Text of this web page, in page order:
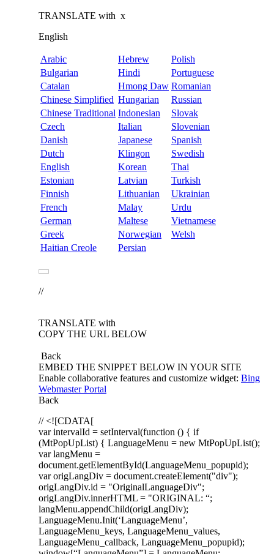
TRANSLATE with x
English
Arabic Hebrew
Polish
Bulgarian
Hindi
Portuguese
Catalan
Hmong Daw Romanian
Chinese Simplified Hungarian
Russian
Chinese Traditional Indonesian
Slovak
Czech
Italian
Slovenian
Danish
Japanese
Spanish
Dutch
Klingon
Swedish
English
Korean
Thai
Estonian
Latvian
Turkish
Finnish
Lithuanian
Ukrainian
French
Malay
Urdu
German
Maltese
Vietnamese
Greek
Norwegian
Welsh
Haitian Creole
Persian
//
TRANSLATE with
COPY THE URL BELOW
Back
EMBED THE SNIPPET BELOW IN YOUR SITE
Enable collaborative features and customize widget: Bing
Webmaster Portal
Back
// <![CDATA[
var intervalId = setInterval(function () { if
(MtPopUpList) { LanguageMenu = new MtPopUpList();
var langMenu =
document.getElementById(LanguageMenu_popupid);
var origLangDiv = document.createElement("div");
origLangDiv.id = "OriginalLanguageDiv";
origLangDiv.innerHTML = "ORIGINAL: “;
langMenu.appendChild(origLangDiv);
LanguageMenu.Init(‘LanguageMenu’,
LanguageMenu_keys, LanguageMenu_values,
LanguageMenu_callback, LanguageMenu_popupid);